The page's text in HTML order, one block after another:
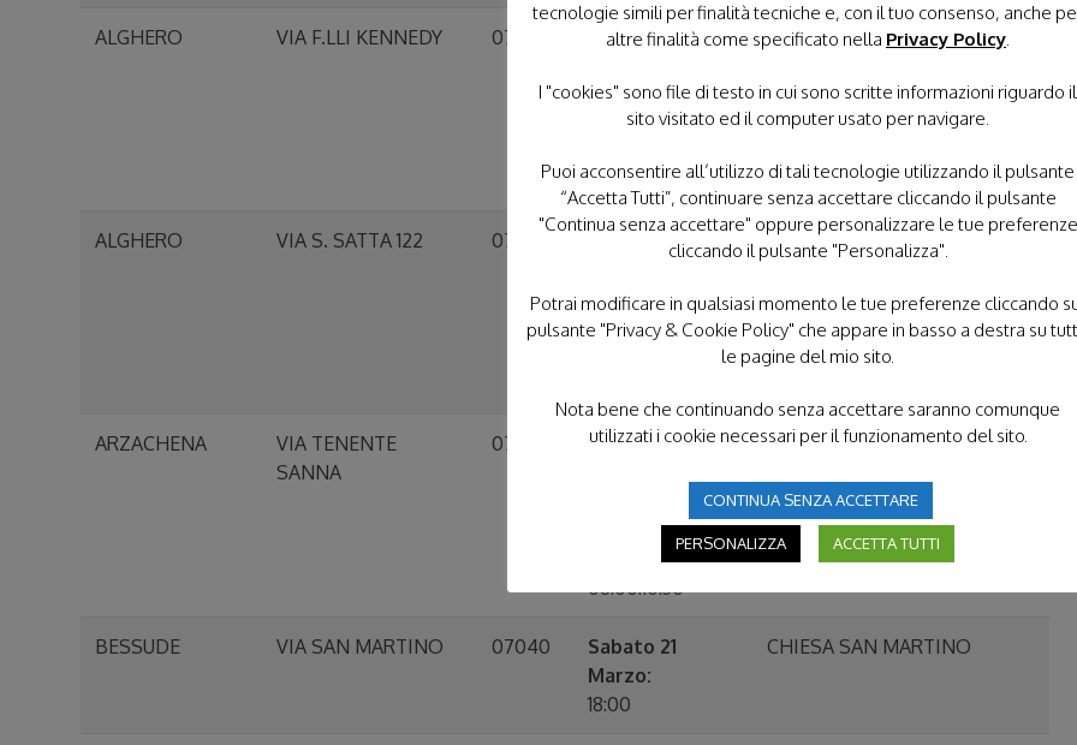
ALGHERO VIA F.LLI KENNEDY 07041
Sabato 21
17:00 / 19:00
Domenica 22
10:00 / 13:00
CHIESA PADRI PASSIONISTI
ALGHERO VIA S. SATTA 122 07041
17:00 / 19:00
Domenica 22
CHIESA SANTISSIMO NOME
ARZACHENA
VIA TENENTE
SANNA
07021
Sabato 21
Domenica 22
08:00:10:30
CHIESA PARROCCHIALE
BESSUDE VIA SAN MARTINO 07040
Sabato 21
Marzo:
18:00
CHIESA SAN MARTINO
tecnologie simili per finalità tecniche e, con il tuo consenso, anche
altre finalità come specificato nella Privacy Policy.
I "cookies" sono file di testo in cui sono scritte informazioni riguardo il
sito visitato ed il computer usato per navigare.
Puoi acconsentire all’utilizzo di tali tecnologie utilizzando il pulsante
“Accetta Tutti”, continuare senza accettare cliccando il pulsante
"Continua senza accettare" oppure personalizzare le tue preferenze
cliccando il pulsante "Personalizza".
Potrai modificare in qualsiasi momento le tue preferenze cliccando
pulsante "Privacy & Cookie Policy" che appare in basso a destra su
le pagine del mio sito.
Nota bene che continuando senza accettare saranno comunque
utilizzati i cookie necessari per il funzionamento del sito.
CONTINUA SENZA ACCETTARE
PERSONALIZZA ACCETTA TUTTI